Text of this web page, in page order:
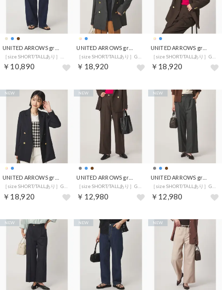
￥10,890
UNITED ARROWS green label relaxing
￥18,920 ￥18,920
￥18,920
NEW
UNITED ARROWS green label relaxing
￥12,980
NEW
￥12,980
NEW
NEW NEW NEW